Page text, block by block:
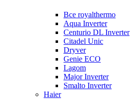
Все royalthermo
Aqua Inverter
Centurio DL Inverter
Citadel Unic
Dryver
Genie ECO
Lagom
Major Inverter
Smalto Inverter
Haier